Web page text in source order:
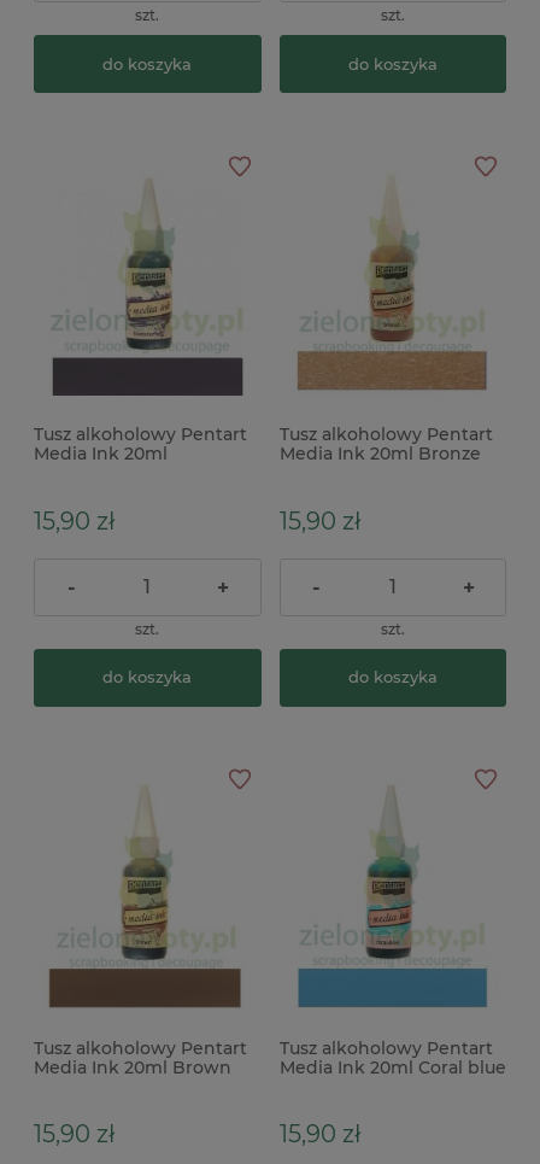
szt.
do koszyka
szt.
do koszyka
Tusz alkoholowy Pentart
Media Ink 20ml
15,90 zł
- +
szt.
do koszyka
Tusz alkoholowy Pentart
Media Ink 20ml Bronze
15,90 zł
- +
szt.
do koszyka
Tusz alkoholowy Pentart
Media Ink 20ml Brown
15,90 zł
Tusz alkoholowy Pentart
Media Ink 20ml Coral blue
15,90 zł